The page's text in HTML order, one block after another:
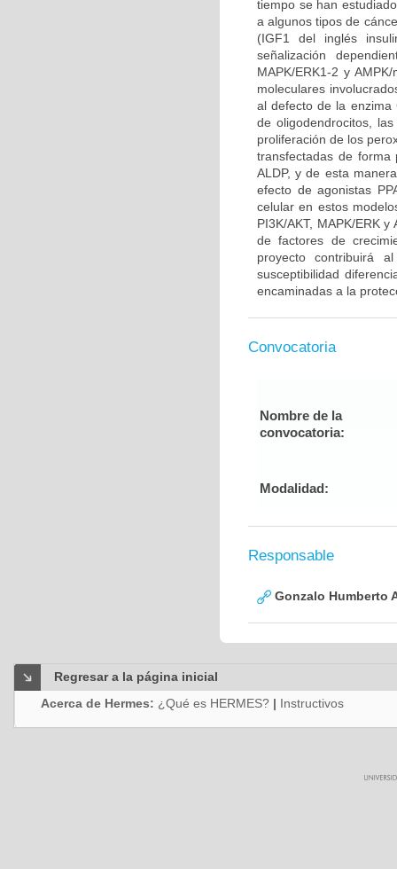
tiempo se han
a algunos tipos de
(IGF1 del inglés
señalización
MAPK/ERK1-2 y
moleculares
al defecto de la enzima
de oligodendrocitos,
proliferación de los
transfectadas de forma
ALDP, y de esta
efecto de agonistas
celular en estos
PI3K/AKT, MAPK/ERK
de factores de
proyecto contribuirá
susceptibilidad
encaminadas a la
Convocatoria
Nombre de la
convocatoria:
Modalidad:
Responsable
Gonzalo Humberto
Regresar a la página inicial
Acerca de Hermes: ¿Qué es HERMES? | Instructivos